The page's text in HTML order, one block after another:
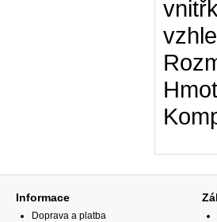
Informace
Doprava a platba